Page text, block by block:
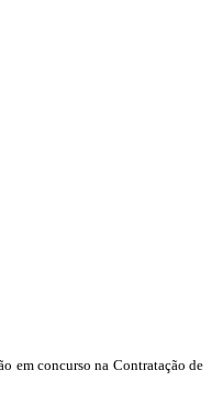
em concurso na Contratação de